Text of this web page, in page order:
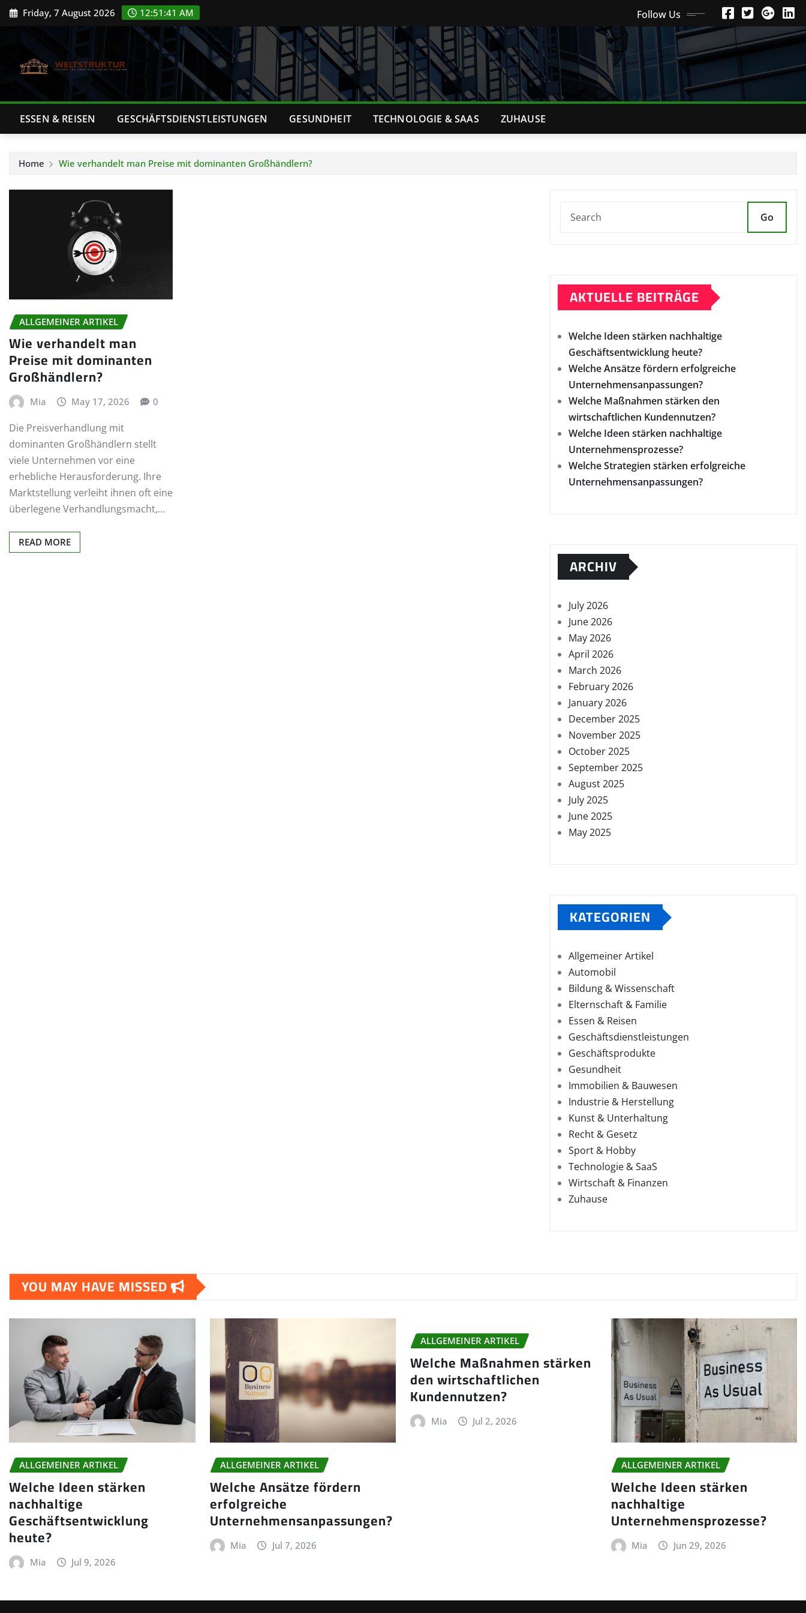
Skip Friday, 7 August 2026 12:51:42 AM Follow Us
ESSEN & REISEN GESCHÄFTSDIENSTLEISTUNGEN GESUNDHEIT TECHNOLOGIE & SAAS ZUHAUSE
Home Wie verhandelt man Preise mit dominanten Großhändlern?
ALLGEMEINER ARTIKEL
Wie verhandelt man
Preise mit dominanten
Großhändlern?
Mia May 17, 2026 0
Die Preisverhandlung mit
dominanten Großhändlern stellt
viele Unternehmen vor eine
erhebliche Herausforderung. Ihre
Marktstellung verleiht ihnen oft eine
überlegene Verhandlungsmacht,…
READ MORE
Go
AKTUELLE BEITRÄGE
Welche Ideen stärken nachhaltige
Geschäftsentwicklung heute?
Welche Ansätze fördern erfolgreiche
Unternehmensanpassungen?
Welche Maßnahmen stärken den
wirtschaftlichen Kundennutzen?
Welche Ideen stärken nachhaltige
Unternehmensprozesse?
Welche Strategien stärken erfolgreiche
Unternehmensanpassungen?
ARCHIV
July 2026
June 2026
May 2026
April 2026
March 2026
February 2026
January 2026
December 2025
November 2025
October 2025
September 2025
August 2025
July 2025
June 2025
May 2025
KATEGORIEN
Allgemeiner Artikel
Automobil
Bildung & Wissenschaft
Elternschaft & Familie
Essen & Reisen
Geschäftsdienstleistungen
Geschäftsprodukte
Gesundheit
Immobilien & Bauwesen
Industrie & Herstellung
Kunst & Unterhaltung
Recht & Gesetz
Sport & Hobby
Technologie & SaaS
Wirtschaft & Finanzen
Zuhause
YOU MAY HAVE MISSED
ALLGEMEINER ARTIKEL
Welche Ideen stärken
nachhaltige
Geschäftsentwicklung
heute?
Mia Jul 9, 2026
ALLGEMEINER ARTIKEL
Welche Ansätze fördern
erfolgreiche
Unternehmensanpassungen?
Mia Jul 7, 2026
ALLGEMEINER ARTIKEL
Welche Maßnahmen stärken
den wirtschaftlichen
Kundennutzen?
Mia Jul 2, 2026
ALLGEMEINER ARTIKEL
Welche Ideen stärken
nachhaltige
Unternehmensprozesse?
Mia Jun 29, 2026